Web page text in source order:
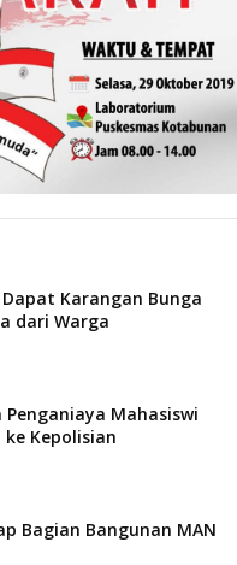
Karangan Bunga
dari Warga
Penganiaya Mahasiswi
Kepolisian
Bagian Bangunan MAN